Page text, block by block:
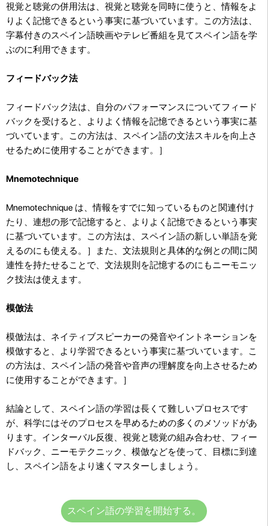
視覚と聴覚の併用法は、視覚と聴覚を同時に使うと、情報をよ
りよく記憶できるという事実に基づいています。この方法は、
字幕付きのスペイン語映画やテレビ番組を見てスペイン語を学
ぶのに利用できます。
フィードバック法
フィードバック法は、自分のパフォーマンスについてフィード
バックを受けると、よりよく情報を記憶できるという事実に基
づいています。この方法は、スペイン語の文法スキルを向上さ
せるために使用することができます。］
Mnemotechnique
Mnemotechnique は、情報をすでに知っているものと関連付け
たり、連想の形で記憶すると、よりよく記憶できるという事実
に基づいています。この方法は、スペイン語の新しい単語を覚
えるのにも使える。］また、文法規則と具体的な例との間に関
連性を持たせることで、文法規則を記憶するのにもニーモニッ
ク技法は使えます。
模倣法
模倣法は、ネイティブスピーカーの発音やイントネーションを
模倣すると、より学習できるという事実に基づいています。こ
の方法は、スペイン語の発音や音声の理解度を向上させるため
に使用することができます。］
結論として、スペイン語の学習は長くて難しいプロセスです
が、科学にはそのプロセスを早めるための多くのメソッドがあ
ります。インターバル反復、視覚と聴覚の組み合わせ、フィー
ドバック、ニーモテクニック、模倣などを使って、目標に到達
し、スペイン語をより速くマスターしましょう。
スペイン語の学習を開始する。